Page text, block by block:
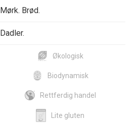
Mørk. Brød.
Dadler.
Økologisk
Biodynamisk
Rettferdig handel
Lite gluten